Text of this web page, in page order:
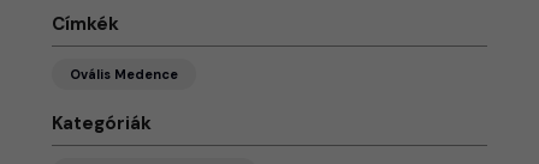
Címkék
Ovális Medence
Kategóriák